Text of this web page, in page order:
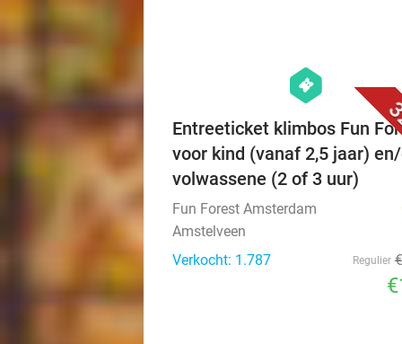
hexagon
events
Entreeticket klimbos Fun
voor kind (vanaf 2,5 jaar)
volwassene (2 of 3 uur)
Fun Forest Amsterdam
Amstelveen
Verkocht: 1.787
Regulier